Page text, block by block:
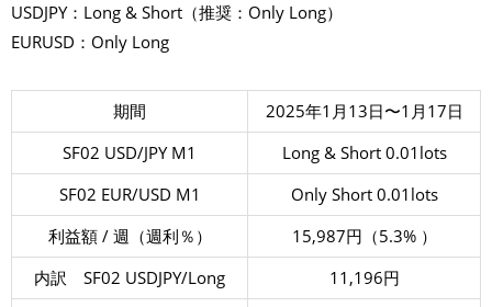
USDJPY：Long & Short（推奨：Only Long）
EURUSD：Only Long
期間
2025年1月13日〜1月17日
SF02 USD/JPY M1
Long & Short 0.01lots
SF02 EUR/USD M1
Only Short 0.01lots
利益額 / 週（週利％）
15,987円（5.3% ）
内訳 SF02 USDJPY/Long
11,196円